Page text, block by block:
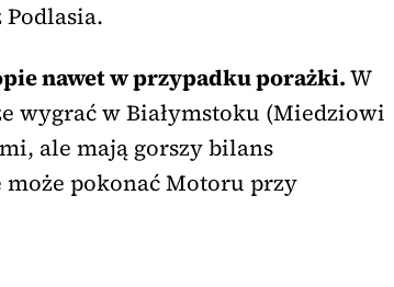
nawet w przypadku porażki.W
wygrać w Białymstoku (Miedziowi
ale mają gorszy bilans
może pokonać Motoru przy